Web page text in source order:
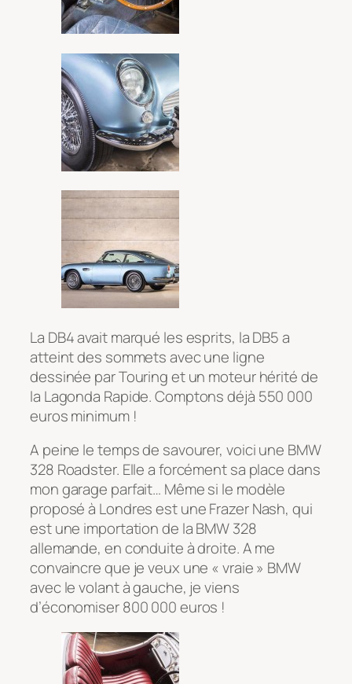
La DB4 avait marqué les esprits, la DB5 a
atteint des sommets avec une ligne
dessinée par Touring et un moteur hérité de
la Lagonda Rapide. Comptons déjà 550 000
euros minimum !
A peine le temps de savourer, voici une BMW
328 Roadster. Elle a forcément sa place dans
mon garage parfait… Même si le modèle
proposé à Londres est une Frazer Nash, qui
est une importation de la BMW 328
allemande, en conduite à droite. A me
convaincre que je veux une « vraie » BMW
avec le volant à gauche, je viens
d’économiser 800 000 euros !